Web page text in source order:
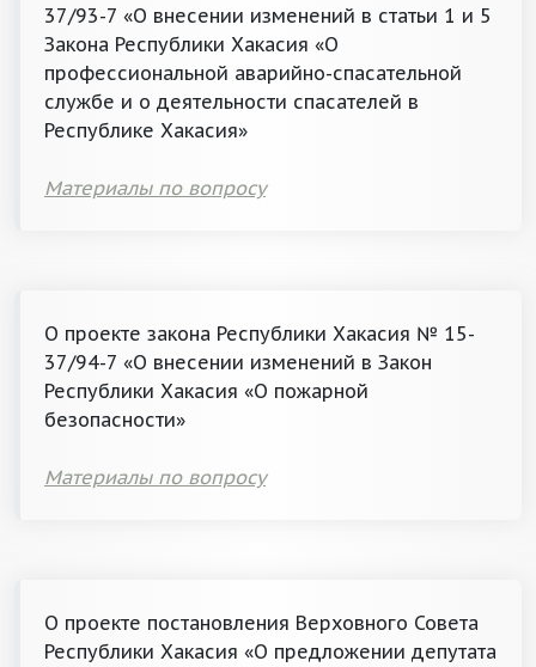
37/93-7 «О внесении изменений в статьи 1 и 5
Закона Республики Хакасия «О
профессиональной аварийно-спасательной
службе и о деятельности спасателей в
Республике Хакасия»
Материалы по вопросу
О проекте закона Республики Хакасия № 15-
37/94-7 «О внесении изменений в Закон
Республики Хакасия «О пожарной
безопасности»
Материалы по вопросу
О проекте постановления Верховного Совета
Республики Хакасия «О предложении депутата